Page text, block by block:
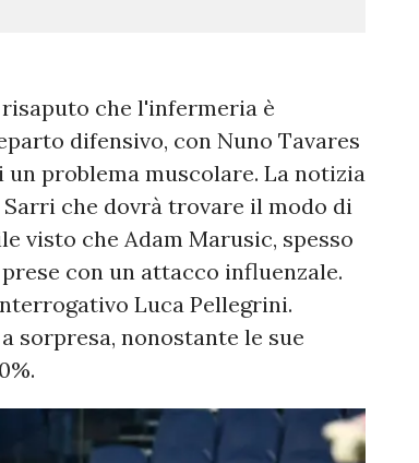
che l'infermeria è
difensivo, con Nuno Tavares
problema muscolare. La notizia
che dovrà trovare il modo di
visto che Adam Marusic, spesso
con un attacco influenzale.
Luca Pellegrini.
sorpresa, nonostante le sue